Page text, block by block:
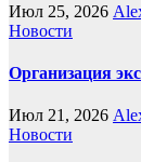
Июл 25, 2026
Новости
Организация
Июл 21, 2026
Новости